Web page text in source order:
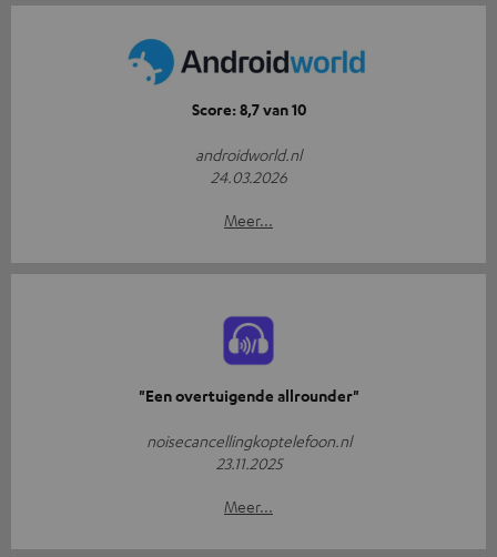
Score: 8,7 van 10
androidworld.nl
24.03.2026
Meer...
"Een overtuigende allrounder"
noisecancellingkoptelefoon.nl
23.11.2025
Meer...